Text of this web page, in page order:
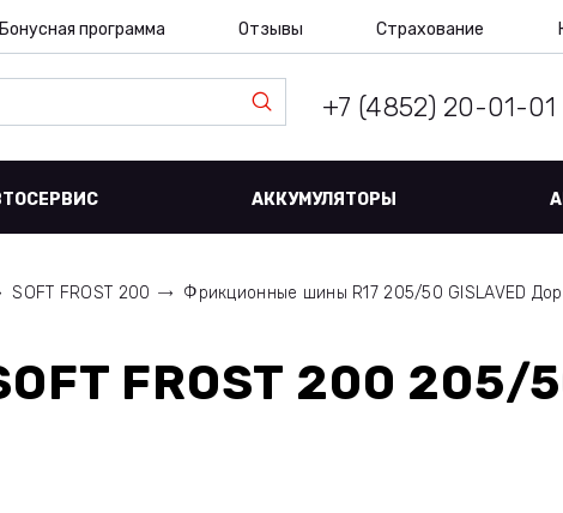
Бонусная программа Отзывы Страхование
+7 (4852) 20-01-01
АККУМУЛЯТОРЫ
SOFT FROST 200 Фрикционные шины R17 205/50 GISLAVED
FROST 200 205/